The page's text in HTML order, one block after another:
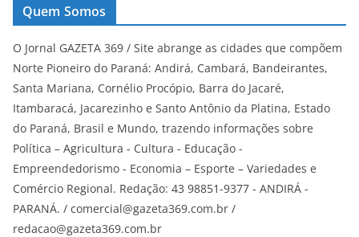
Quem Somos
O Jornal GAZETA 369 / Site abrange as cidades que compõem
Norte Pioneiro do Paraná: Andirá, Cambará, Bandeirantes,
Santa Mariana, Cornélio Procópio, Barra do Jacaré,
Itambaracá, Jacarezinho e Santo Antônio da Platina, Estado
do Paraná, Brasil e Mundo, trazendo informações sobre
Política – Agricultura - Cultura - Educação -
Empreendedorismo - Economia – Esporte – Variedades e
Comércio Regional. Redação: 43 98851-9377 - ANDIRÁ -
PARANÁ. / comercial@gazeta369.com.br /
redacao@gazeta369.com.br